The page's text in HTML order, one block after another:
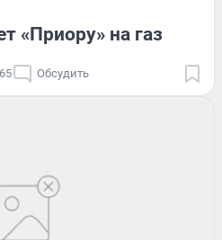
«Приору» на газ
Обсудить